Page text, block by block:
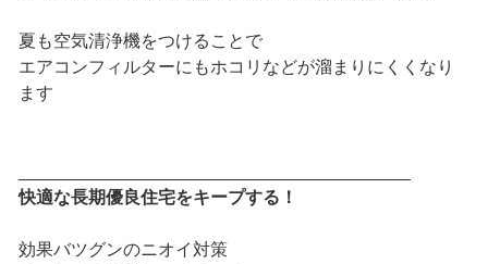
夏も空気清浄機をつけることで
エアコンフィルターにもホコリなどが溜まりにくくなり
ます
快適な長期優良住宅をキープする！
効果バツグンのニオイ対策